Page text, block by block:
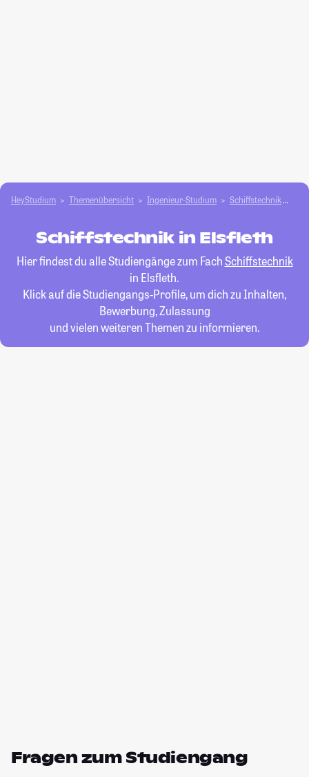
HeyStudium Themenübersicht Ingenieur-Studium Schiffstechnik
Schiffstechnik in Elsfleth
Hier findest du alle Studiengänge zum FachSchiffstechnik
in Elsfleth.
Klick auf die Studiengangs-Profile, um dich zu Inhalten,
Bewerbung, Zulassung
und vielen weiteren Themen zu informieren.
Fragen zum Studiengang